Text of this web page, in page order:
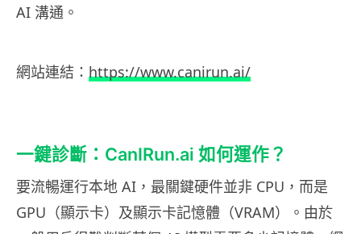
AI 溝通。
網站連結： https://www.canirun.ai/
一鍵診斷：CanIRun.ai 如何運作？
要流暢運行本地 AI，最關鍵硬件並非 CPU，而是
GPU（顯示卡）及顯示卡記憶體（VRAM）。由於